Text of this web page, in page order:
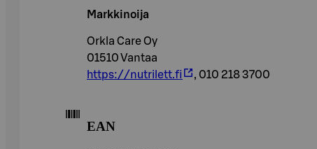
Markkinoija
Orkla Care Oy
01510 Vantaa
https://nutrilett.fi
, 010 218 3700
EAN